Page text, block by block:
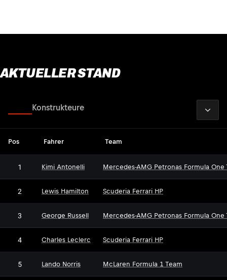
AKTUELLER STAND
Konstrukteure
Pos Fahrer Team
1 Kimi Antonelli Mercedes-AMG Petronas Formula One
2 Lewis Hamilton Scuderia Ferrari HP
3 George Russell Mercedes-AMG Petronas Formula One
4 Charles Leclerc Scuderia Ferrari HP
5 Lando Norris McLaren Formula 1 Team